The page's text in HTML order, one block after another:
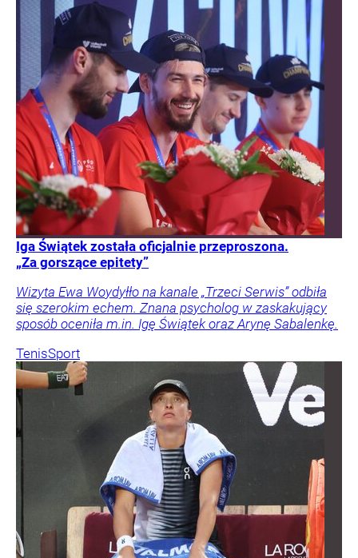
Iga Świątek została oficjalnie przeproszona.
„Za gorszące epitety”
Wizyta Ewa Woydyłło na kanale „Trzeci Serwis” odbiła
się szerokim echem. Znana psycholog w zaskakujący
sposób oceniła m.in. Igę Świątek oraz Arynę Sabalenkę.
TenisSport